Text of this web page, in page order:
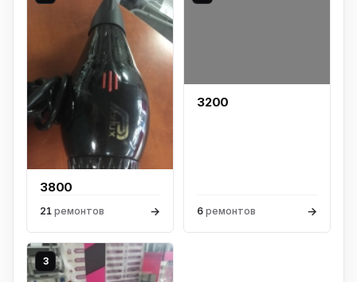
3800
21 ремонтов →
3200
6 ремонтов →
3